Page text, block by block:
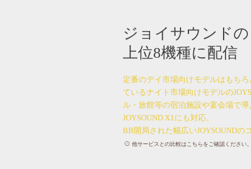
ジョイサウンドの
上位8機種に配信
定番のデイ市場向けモデルはもち
ているナイト市場向けモデルの
ル・旅館等の宿泊施設や宴会場で
JOYSOUND X1にも対応。
BB開局された幅広いJOYSOUNDの
他サービスとの比較はこちらをご確認ください。